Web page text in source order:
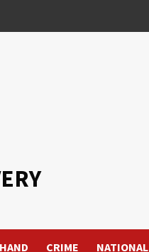
CRIME NATIONAL